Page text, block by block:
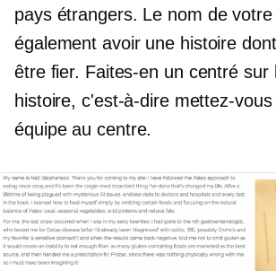
pays étrangers. Le nom de
également avoir une histoire
être fier. Faites-en un centré sur
histoire, c'est-à-dire mettez-
équipe au centre.